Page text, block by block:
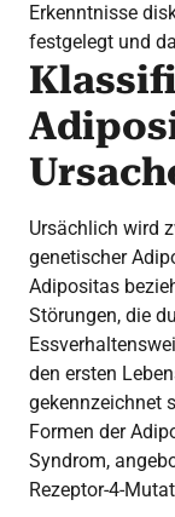
Erkenntnisse
festgelegt und
Ursächlich wird
genetischer
Adipositas
Störungen, die
den ersten
gekennzeichnet
Formen der
Syndrom,
Rezeptor-4-